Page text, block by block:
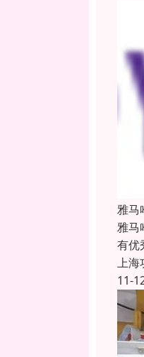
雅马
雅马
有优
上海
11-